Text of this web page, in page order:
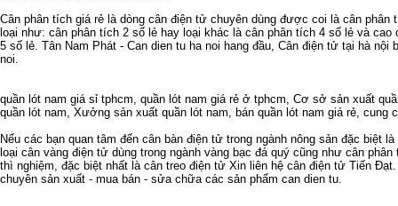
Cân phân tích giá rẻ là dòng cân điện tử chuyên dùng được coi là cân phân
loại như: cân phân tích 2 số lẻ hay loại khác là cân phân tích 4 số lẻ và cao
5 số lẻ . Tân Nam Phát - Can dien tu ha noi hang đầu, Cân điện tử tại hà nội
noi
quần lót nam giá sỉ tphcm quần lót nam giá rẻ ở tphcm Cơ sở sản xuất
quần lót nam Xưởng sản xuất quần lót nam bán quần lót nam giá rẻ cung
Nếu các bạn quan tâm đến cân bàn điện tử trong ngành nông sản đặc biệt là
loại cân vàng điện tử dùng trong ngành vàng bạc đá quý cũng như cân phân
thì nghiệm, đặc biệt nhất là cân treo điện tử Xin liên hệ cân điện tử Tiến
chuyên sản xuất - mua bán - sửa chữa các sản phẩm can dien tu